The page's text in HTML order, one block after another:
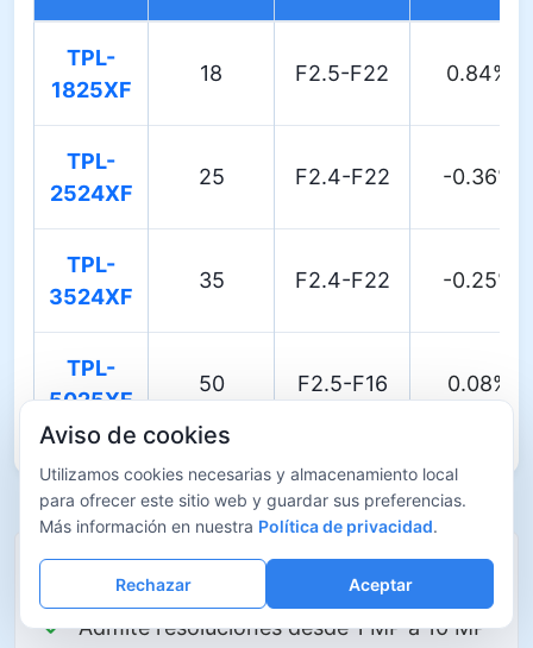
TPL-
1825XF
18 F2.5-F22 0.84%
TPL-
2524XF
25 F2.4-F22 -0.36%
TPL-
3524XF
35 F2.4-F22 -0.25%
TPL-
5025XF
50 F2.5-F16 0.08%
Características del producto
Admite resoluciones desde 1 MP a 10 MP
Aviso de cookies
Utilizamos cookies necesarias y almacenamiento local
para ofrecer este sitio web y guardar sus preferencias.
Más información en nuestra Política de privacidad.
Rechazar Aceptar